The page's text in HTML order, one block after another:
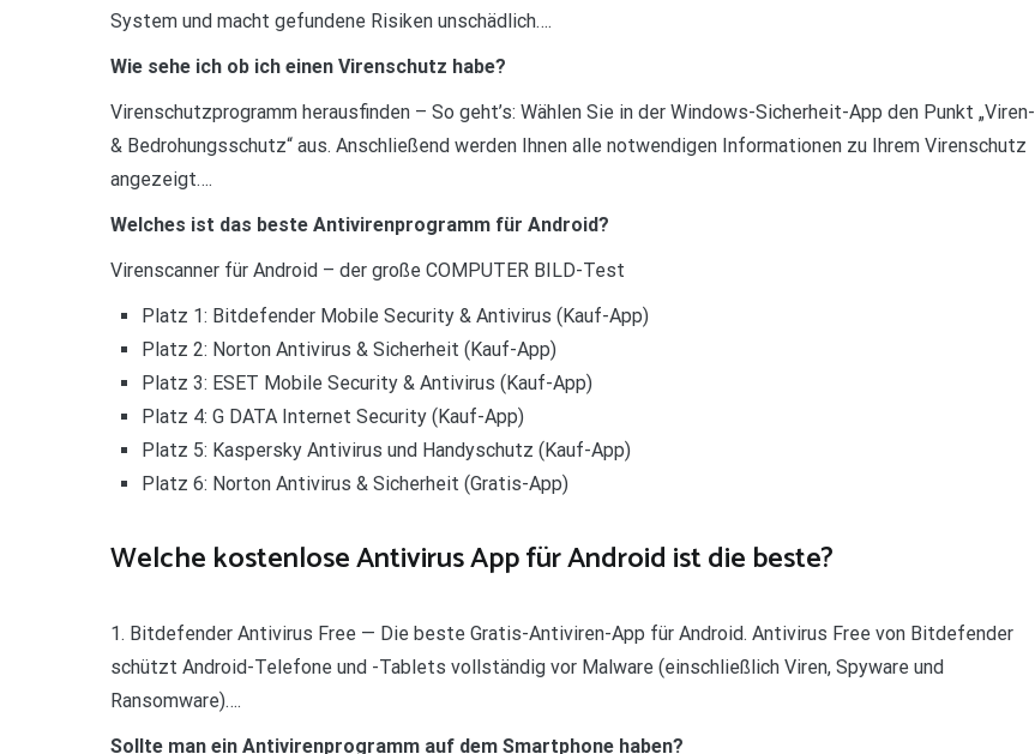
System und macht gefundene Risiken unschädlich….
Wie sehe ich ob ich einen Virenschutz habe?
Virenschutzprogramm herausfinden – So geht’s: Wählen Sie in der Windows-Sicherheit-App den Punkt „Viren-
& Bedrohungsschutz“ aus. Anschließend werden Ihnen alle notwendigen Informationen zu Ihrem Virenschutz
angezeigt….
Welches ist das beste Antivirenprogramm für Android?
Virenscanner für Android – der große COMPUTER BILD-Test
Platz 1: Bitdefender Mobile Security & Antivirus (Kauf-App)
Platz 2: Norton Antivirus & Sicherheit (Kauf-App)
Platz 3: ESET Mobile Security & Antivirus (Kauf-App)
Platz 4: G DATA Internet Security (Kauf-App)
Platz 5: Kaspersky Antivirus und Handyschutz (Kauf-App)
Platz 6: Norton Antivirus & Sicherheit (Gratis-App)
Welche kostenlose Antivirus App für Android ist die beste?
1. Bitdefender Antivirus Free — Die beste Gratis-Antiviren-App für Android. Antivirus Free von Bitdefender
schützt Android-Telefone und -Tablets vollständig vor Malware (einschließlich Viren, Spyware und
Ransomware)….
Sollte man ein Antivirenprogramm auf dem Smartphone haben?